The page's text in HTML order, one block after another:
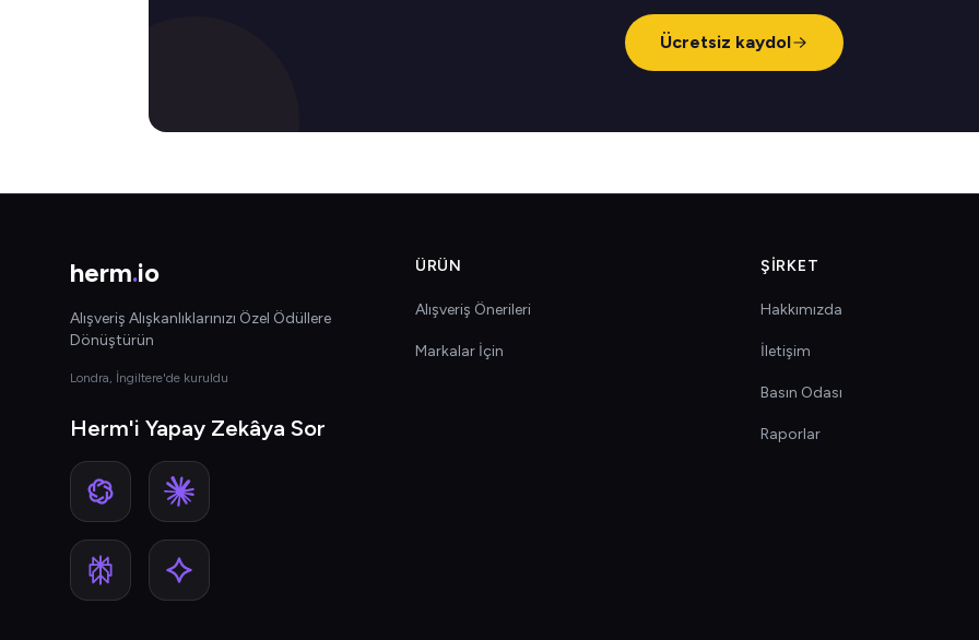
Ücretsiz kaydol
herm.io
Alışveriş Alışkanlıklarınızı Özel Ödüllere
Dönüştürün
Londra, İngiltere'de kuruldu
Herm'i Yapay Zekâya Sor
ÜRÜN
Alışveriş Önerileri
Markalar İçin
ŞIRKET
Hakkımızda
İletişim
Basın Odası
Raporlar